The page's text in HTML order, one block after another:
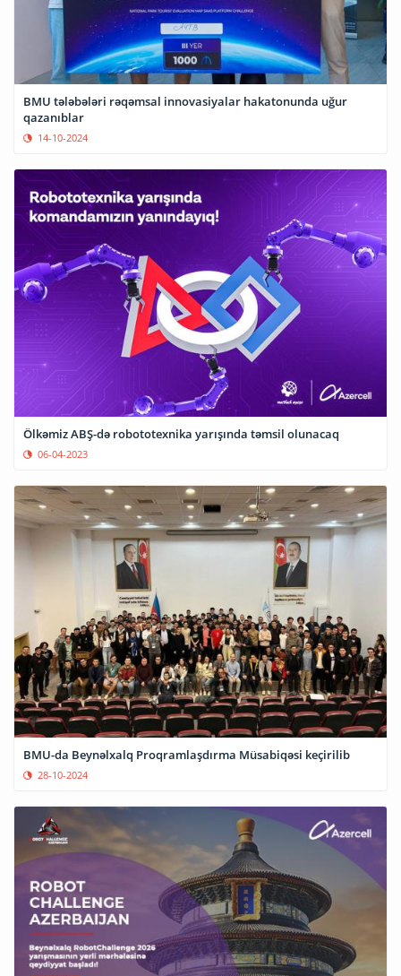
BMU tələbələri rəqəmsal innovasiyalar hakatonunda uğur
qazanıblar
14-10-2024
Ölkəmiz ABŞ-də robototexnika yarışında təmsil olunacaq
06-04-2023
BMU-da Beynəlxalq Proqramlaşdırma Müsabiqəsi keçirilib
28-10-2024